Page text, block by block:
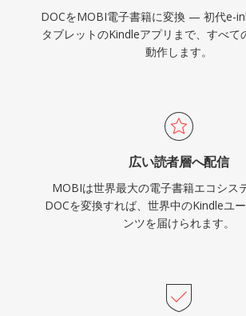
DOCをMOBI電子書籍に変換 — 初代e-
タブレットのKindleアプリまで、すべて
動作します。
広い読者層へ配信
MOBIは世界最大の電子書籍エコシス
DOCを変換すれば、世界中のKindleユ
ンツを届けられます。